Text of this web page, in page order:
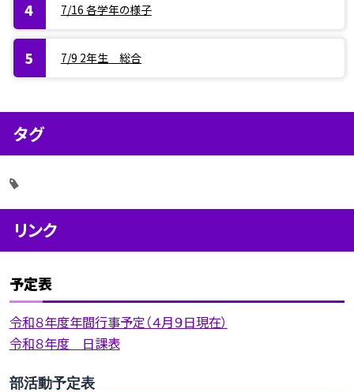
7/16 各学年の様子
7/9 2年生 総合
タグ
リンク
予定表
令和８年度年間行事予定（４月９日現在）
令和８年度 日課表
部活動予定表